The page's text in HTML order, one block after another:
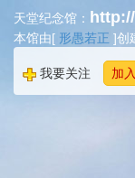
天堂纪念馆：
本馆由[ 形愚若正 ]创
我要关注 加